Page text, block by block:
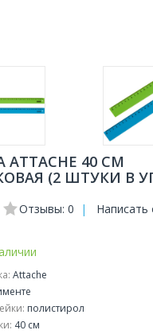
40 СМ
(2 ШТУКИ В
Отзывы: 0 | Написать
Attache
полистирол
40 см